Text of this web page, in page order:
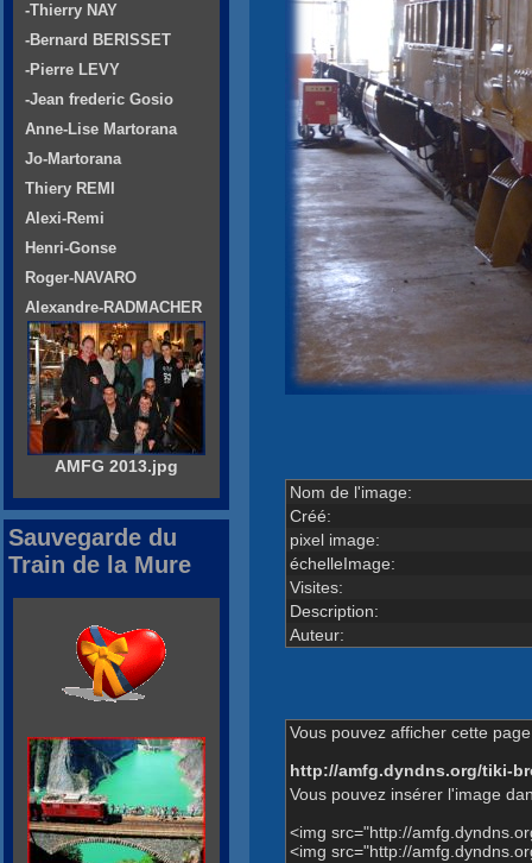
Nom de l'image:
Créé:
pixel image:
échelleImage:
Visites:
Description:
Auteur:
Vous pouvez afficher cette
http://amfg.dyndns.org/tiki-
Vous pouvez insérer l'image
<img src="http://
<img src="http://
-Thierry NAY
-Bernard BERISSET
-Pierre LEVY
-Jean frederic Gosio
Anne-Lise Martorana
Jo-Martorana
Thiery REMI
Alexi-Remi
Henri-Gonse
Roger-NAVARO
Alexandre-RADMACHER
AMFG 2013.jpg
Sauvegarde du
Train de la Mure